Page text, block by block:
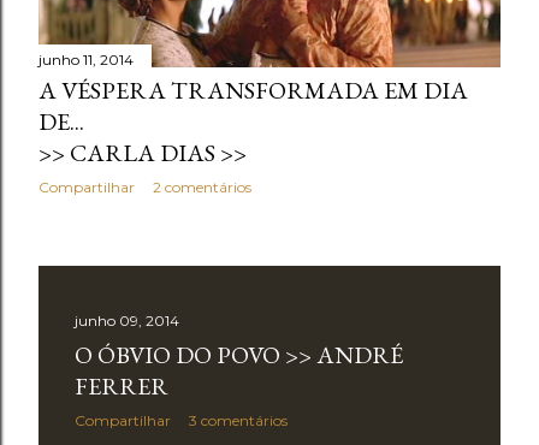
junho 11, 2014
A VÉSPERA TRANSFORMADA EM DIA
DE...
>> CARLA DIAS >>
Compartilhar 2 comentários
junho 09, 2014
O ÓBVIO DO POVO >> ANDRÉ
FERRER
Compartilhar 3 comentários